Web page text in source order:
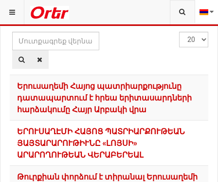
Մուտքագրեք
վերնագրի
մասը
քանակը՝
Երուսաղեմի Հայոց պատրիարքությունը
դատապարտում է հրեա երիտասարդների
հարձակումը Հայր Արբակի վրա
ԵՐՈՒՍԱՂԷՄԻ ՀԱՅՈՑ ՊԱՏՐԻԱՐՔՈՒԹԵԱՆ
ՅԱՅՏԱՐԱՐՈՒԹԻՒՆԸ «ԼՈՅՍԻ»
ԱՐԱՐՈՂՈՒԹԵԱՆ ՎԵՐԱԲԵՐԵԱԼ
Թուրքիան փորձում է տիրանալ Երուսաղեմի